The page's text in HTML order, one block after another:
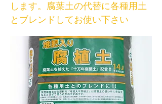
します。腐葉土の代替に各種用土
とブレンドしてお使い下さい